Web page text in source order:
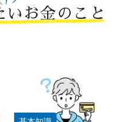
いお金のこと